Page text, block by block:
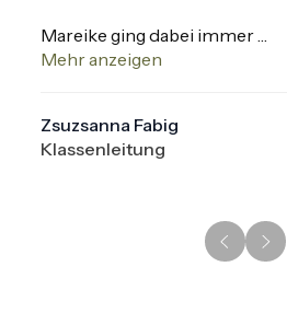
Mareike ging dabei immer
feinfühlig auf die aktuellen
Persönlichkeit und ihre
spürbare Leidenschaft, Kinder
Vertrauen der gesamten Klasse
Mehr anzeigen
Zsuzsanna Fabig
Klassenleitung